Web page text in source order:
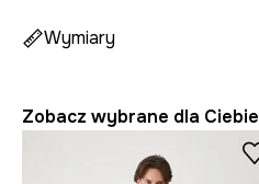
Wymiary
Zobacz wybrane dla Ciebie